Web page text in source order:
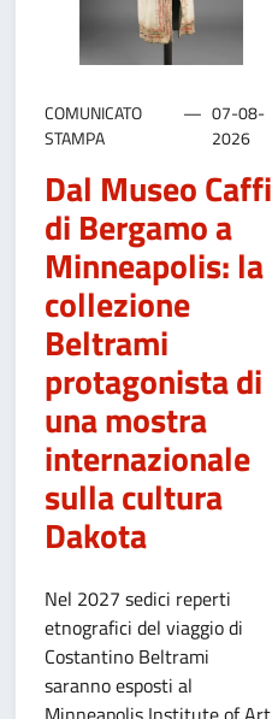
COMUNICATO
STAMPA
07-08-
2026
Dal Museo Caffi
di Bergamo a
Minneapolis: la
collezione
Beltrami
protagonista di
una mostra
internazionale
sulla cultura
Dakota
Nel 2027 sedici reperti
etnografici del viaggio di
Costantino Beltrami
saranno esposti al